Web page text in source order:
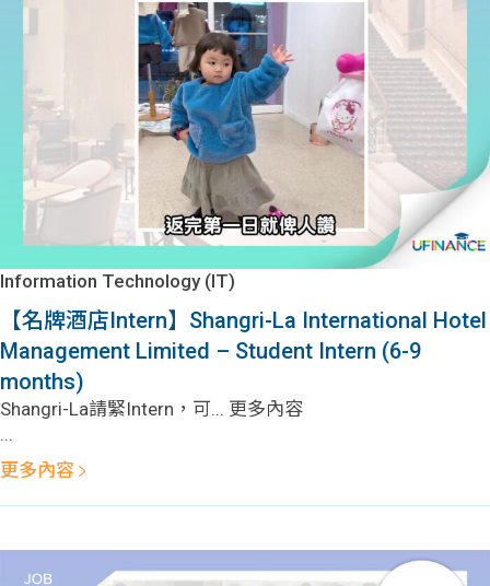
Information Technology (IT)
【名牌酒店Intern】Shangri-La International Hotel
Management Limited – Student Intern (6-9
months)
Shangri-La請緊Intern，可... 更多內容
...
更多內容